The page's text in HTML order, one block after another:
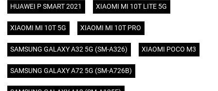
HUAWEI P SMART 2021 XIAOMI MI 10T LITE 5G
XIAOMI MI 10T 5G XIAOMI MI 10T PRO
SAMSUNG GALAXY A32 5G (SM-A326) XIAOMI POCO M3
SAMSUNG GALAXY A72 5G (SM-A726B)